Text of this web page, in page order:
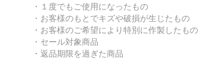
・１度でもご使用になったもの
・お客様のもとでキズや破損が生じたもの
・お客様のご希望により特別に作製したもの
・セール対象商品
・返品期限を過ぎた商品